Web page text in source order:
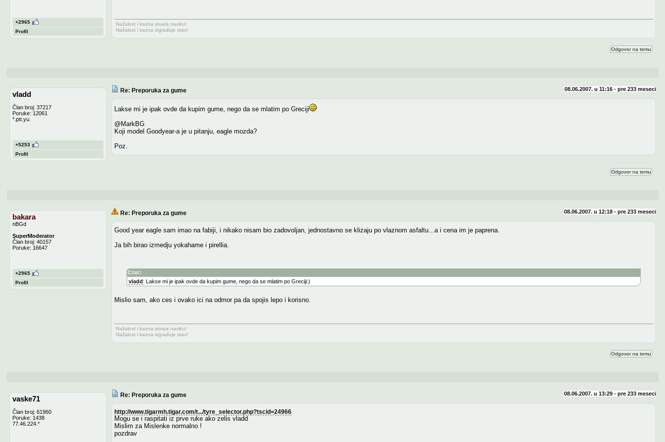
+2965
Profil
Nažalost i kazna stvara naviku!
Nažalost i kazna izgrađuje stav!
Odgovor na temu
vladd
Član broj: 37217
Poruke: 12061
*.ptt.yu.
+5253
Profil
Re: Preporuka za gume 08.06.2007. u 11:16 - pre 233 meseci
Lakse mi je ipak ovde da kupim gume, nego da se mlatim po Greciji
@MarkBG
Koji model Goodyear-a je u pitanju, eagle mozda?
Poz.
Odgovor na temu
bakara
nBGd
SuperModerator
Član broj: 40157
Poruke: 16647
+2965
Profil
Re: Preporuka za gume 08.06.2007. u 12:18 - pre 233 meseci
Good year eagle sam imao na fabiji, i nikako nisam bio zadovoljan, jednostavno se klizaju po vlaznom asfaltu...a i cena im je paprena.
Ja bih birao izmedju yokahame i pirellia.
Citat:
vladd: Lakse mi je ipak ovde da kupim gume, nego da se mlatim po Greciji:)
Mislio sam, ako ces i ovako ici na odmor pa da spojis lepo i korisno.
Nažalost i kazna stvara naviku!
Nažalost i kazna izgrađuje stav!
Odgovor na temu
vaske71
Član broj: 61960
Poruke: 1438
77.46.224.*
Re: Preporuka za gume 08.06.2007. u 13:29 - pre 233 meseci
http://www.tigarmh.tigar.com/t.../tyre_selector.php?tscid=24966
Mogu se i raspitati iz prve ruke ako zelis vladd
Mislim za Mislenke normalno !
pozdrav